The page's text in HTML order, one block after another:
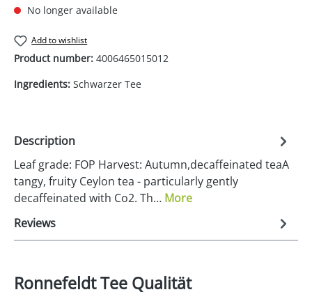
No longer available
Add to wishlist
Product number: 4006465015012
Ingredients: Schwarzer Tee
Description
Leaf grade: FOP Harvest: Autumn,decaffeinated teaA
tangy, fruity Ceylon tea - particularly gently
decaffeinated with Co2. Th… More
Reviews
Ronnefeldt Tee Qualität